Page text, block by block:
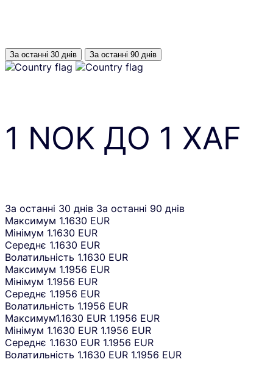
За останні 30 днів За останні 90 днів
1 NOK ДО 1 XAF
За останні 30 днів За останні 90 днів
Максимум 1.1630 EUR
Мінімум 1.1630 EUR
Середнє 1.1630 EUR
Волатильність 1.1630 EUR
Максимум 1.1956 EUR
Мінімум 1.1956 EUR
Середнє 1.1956 EUR
Волатильність 1.1956 EUR
Максимум1.1630 EUR 1.1956 EUR
Мінімум 1.1630 EUR 1.1956 EUR
Середнє 1.1630 EUR 1.1956 EUR
Волатильність 1.1630 EUR 1.1956 EUR